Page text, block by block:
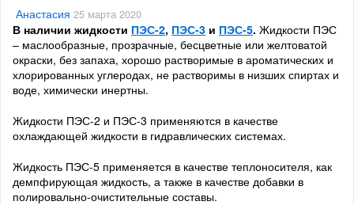
Анастасия 25 марта 2020
В наличии жидкости ПЭС-2, ПЭС-3 и ПЭС-5. Жидкости ПЭС
– маслообразные, прозрачные, бесцветные или желтоватой
окраски, без запаха, хорошо растворимые в ароматических и
хлорированных углеродах, не растворимы в низших спиртах и
воде, химически инертны.
Жидкости ПЭС-2 и ПЭС-3 применяются в качестве
охлаждающей жидкости в гидравлических системах.
Жидкость ПЭС-5 применяется в качестве теплоносителя, как
демпфирующая жидкость, а также в качестве добавки в
полировально-очистительные составы.